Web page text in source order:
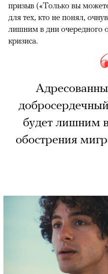
призыв («Только вы
для тех, кто не понял,
лишним в дни очередного
кризиса.
будет лишним
обострения